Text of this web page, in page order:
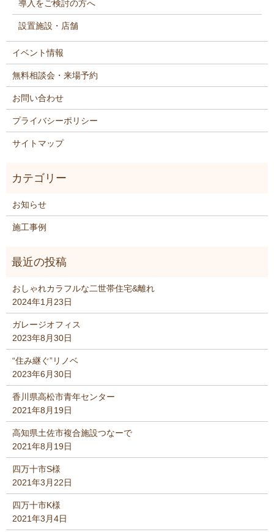
導入をご検討の方へ
設置施設・店舗
イベント情報
無料相談会・来場予約
お問い合わせ
プライバシーポリシー
サイトマップ
お知らせ
施工事例
おしゃれカラフルな二世帯住宅&離れ
2024年1月23日
ガレージオフィス
2023年8月30日
“住み継ぐ”リノベ
2023年6月30日
香川県高松市青年センター
2021年8月19日
高知県土佐市複合施設つなーで
2021年8月19日
四万十市S様
2021年3月22日
四万十市K様
2021年3月4日